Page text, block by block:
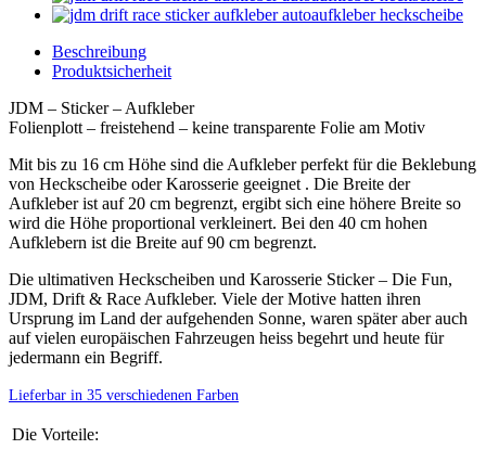
Beschreibung
Produktsicherheit
JDM – Sticker – Aufkleber
Folienplott – freistehend – keine transparente Folie am Motiv
Mit bis zu 16 cm Höhe sind die Aufkleber perfekt für die Beklebung
von Heckscheibe oder Karosserie geeignet . Die Breite der
Aufkleber ist auf 20 cm begrenzt, ergibt sich eine höhere Breite so
wird die Höhe proportional verkleinert. Bei den 40 cm hohen
Aufklebern ist die Breite auf 90 cm begrenzt.
Die ultimativen Heckscheiben und Karosserie Sticker – Die Fun,
JDM, Drift & Race Aufkleber. Viele der Motive hatten ihren
Ursprung im Land der aufgehenden Sonne, waren später aber auch
auf vielen europäischen Fahrzeugen heiss begehrt und heute für
jedermann ein Begriff.
Lieferbar in 35 verschiedenen Farben
Die Vorteile: